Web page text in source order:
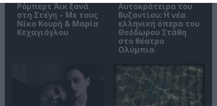
Ρόμπερτ Άικ ξανά
στη Στέγη – Με τους
Νίκο Κουρή & Μαρία
Κεχαγιόγλου
Αυτοκράτειρα του
Βυζαντίου: Η νέα
ελληνική όπερα του
Θεόδωρου Στάθη
στο θέατρο
Ολύμπια